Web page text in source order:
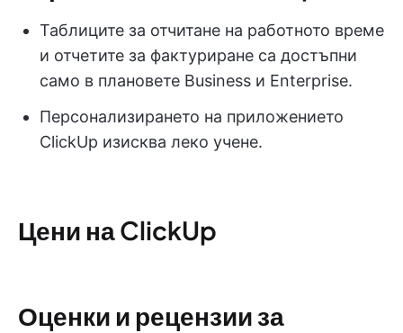
Таблиците за отчитане на работното време
и отчетите за фактуриране са достъпни
само в плановете Business и Enterprise.
Персонализирането на приложението
ClickUp изисква леко учене.
Цени на ClickUp
Оценки и рецензии за